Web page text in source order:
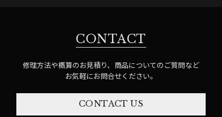
CONTACT
修理方法や概算のお見積り、商品についてのご質問など
お気軽にお問合せください。
CONTACT US